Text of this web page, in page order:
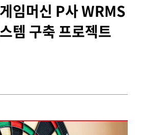
임머신 P사 WRMS
템 구축 프로젝트